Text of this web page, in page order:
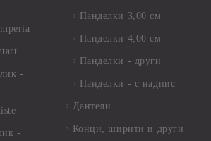
-
-
Панделки 3,00 см
Панделки 4,00 см
Панделки - други
Панделки - с надпис
Дантели
Конци, ширити и други